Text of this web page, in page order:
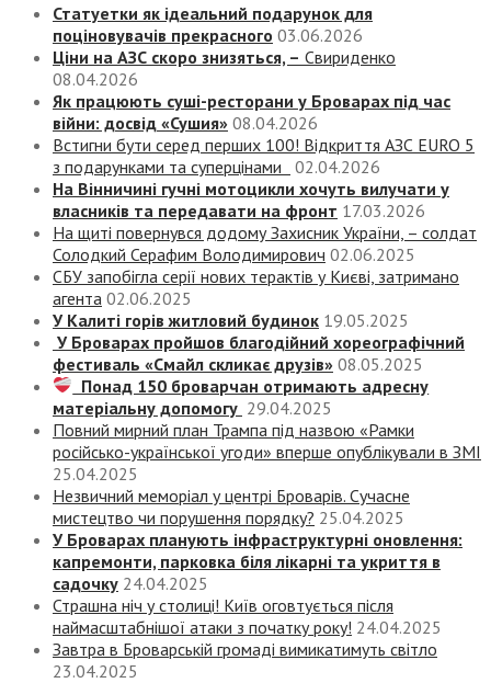
Статуетки як ідеальний подарунок для
поціновувачів прекрасного 03.06.2026
Ціни на АЗС скоро знизяться, – Свириденко
08.04.2026
Як працюють суші-ресторани у Броварах під час
війни: досвід «Сушия» 08.04.2026
Встигни бути серед перших 100! Відкриття АЗС EURO 5
з подарунками та суперцінами
02.04.2026
На Вінничині гучні мотоцикли хочуть вилучати у
власників та передавати на фронт 17.03.2026
На щиті повернувся додому Захисник України, – солдат
Солодкий Серафим Володимирович 02.06.2025
СБУ запобігла серії нових терактів у Києві, затримано
агента 02.06.2025
У Калиті горів житловий будинок 19.05.2025
У Броварах пройшов благодійний хореографічний
фестиваль «Смайл скликає друзів» 08.05.2025
Понад 150 броварчан отримають адресну
матеріальну допомогу 29.04.2025
Повний мирний план Трампа під назвою «‎Рамки
російсько-української угоди» вперше опублікували в ЗМІ
25.04.2025
Незвичний меморіал у центрі Броварів. Сучасне
мистецтво чи порушення порядку? 25.04.2025
У Броварах планують інфраструктурні оновлення:
капремонти, парковка біля лікарні та укриття в
садочку 24.04.2025
Страшна ніч у столиці! Київ оговтується після
наймасштабнішої атаки з початку року! 24.04.2025
Завтра в Броварській громаді вимикатимуть світло
23.04.2025